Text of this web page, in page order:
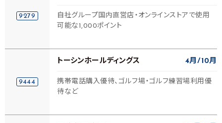
9279
自社グループ国内直営店・オンラインストアで使用
可能な1,000ポイント
9444
トーシンホールディングス 4月 10月
携帯電話購入優待、ゴルフ場・ゴルフ練習場利用優
待など